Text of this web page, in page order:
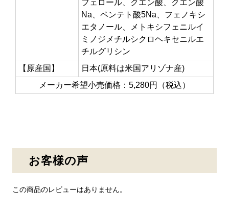
フェロール、クエン酸、クエン酸
Na、ペンテト酸5Na、フェノキシ
エタノール、メトキシフェニルイ
ミノジメチルシクロヘキセニルエ
チルグリシン
【原産国】
日本(原料は米国アリゾナ産)
メーカー希望小売価格：5,280円（税込）
お客様の声
この商品のレビューはありません。